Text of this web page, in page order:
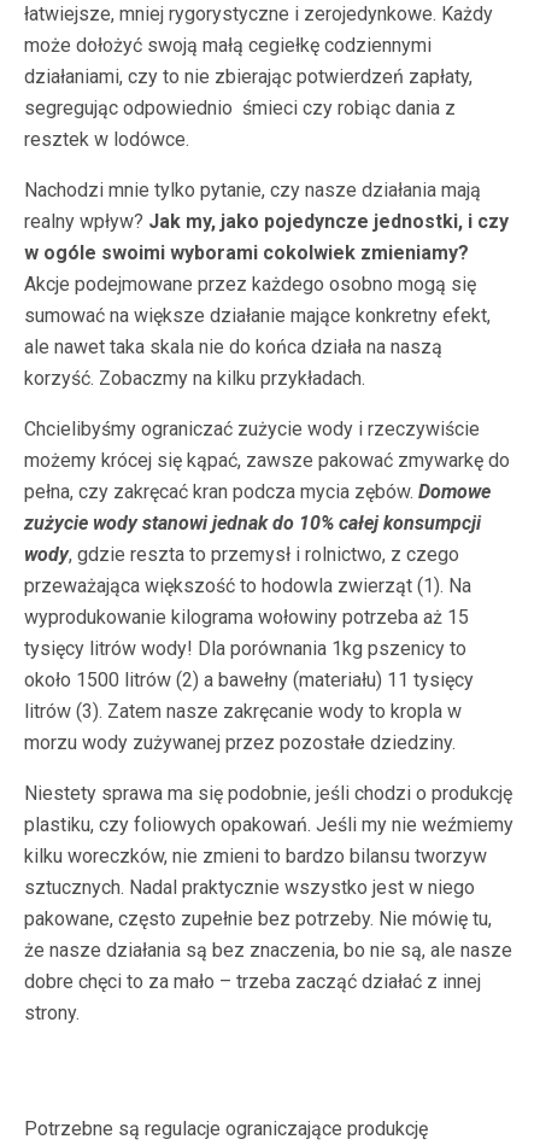
łatwiejsze, mniej rygorystyczne i zerojedynkowe. Każdy
może dołożyć swoją małą cegiełkę codziennymi
działaniami, czy to nie zbierając potwierdzeń zapłaty,
segregując odpowiednio śmieci czy robiąc dania z
resztek w lodówce.
Nachodzi mnie tylko pytanie, czy nasze działania mają
realny wpływ? Jak my, jako pojedyncze jednostki, i czy
w ogóle swoimi wyborami cokolwiek zmieniamy?
Akcje podejmowane przez każdego osobno mogą się
sumować na większe działanie mające konkretny efekt,
ale nawet taka skala nie do końca działa na naszą
korzyść. Zobaczmy na kilku przykładach.
Chcielibyśmy ograniczać zużycie wody i rzeczywiście
możemy krócej się kąpać, zawsze pakować zmywarkę do
pełna, czy zakręcać kran podcza mycia zębów. Domowe
zużycie wody stanowi jednak do 10% całej konsumpcji
wody, gdzie reszta to przemysł i rolnictwo, z czego
przeważająca większość to hodowla zwierząt (1). Na
wyprodukowanie kilograma wołowiny potrzeba aż 15
tysięcy litrów wody! Dla porównania 1kg pszenicy to
około 1500 litrów (2) a bawełny (materiału) 11 tysięcy
litrów (3). Zatem nasze zakręcanie wody to kropla w
morzu wody zużywanej przez pozostałe dziedziny.
Niestety sprawa ma się podobnie, jeśli chodzi o produkcję
plastiku, czy foliowych opakowań. Jeśli my nie weźmiemy
kilku woreczków, nie zmieni to bardzo bilansu tworzyw
sztucznych. Nadal praktycznie wszystko jest w niego
pakowane, często zupełnie bez potrzeby. Nie mówię tu,
że nasze działania są bez znaczenia, bo nie są, ale nasze
dobre chęci to za mało – trzeba zacząć działać z innej
strony.
Potrzebne są regulacje ograniczające produkcję